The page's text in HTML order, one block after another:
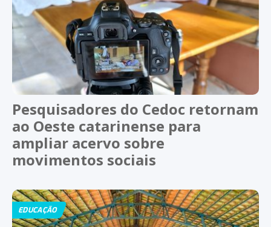
Pesquisadores do Cedoc retornam
ao Oeste catarinense para
ampliar acervo sobre
movimentos sociais
EDUCAÇÃO